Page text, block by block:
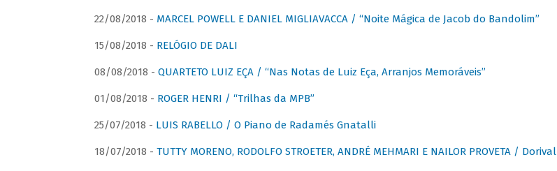
22/08/2018 - MARCEL POWELL E DANIEL MIGLIAVACCA / “Noite Mágica de Jacob do Bandolim”
15/08/2018 - RELÓGIO DE DALI
08/08/2018 - QUARTETO LUIZ EÇA / “Nas Notas de Luiz Eça, Arranjos Memoráveis”
01/08/2018 - ROGER HENRI / “Trilhas da MPB”
25/07/2018 - LUIS RABELLO / O Piano de Radamés Gnatalli
18/07/2018 - TUTTY MORENO, RODOLFO STROETER, ANDRÉ MEHMARI E NAILOR PROVETA / Dorival